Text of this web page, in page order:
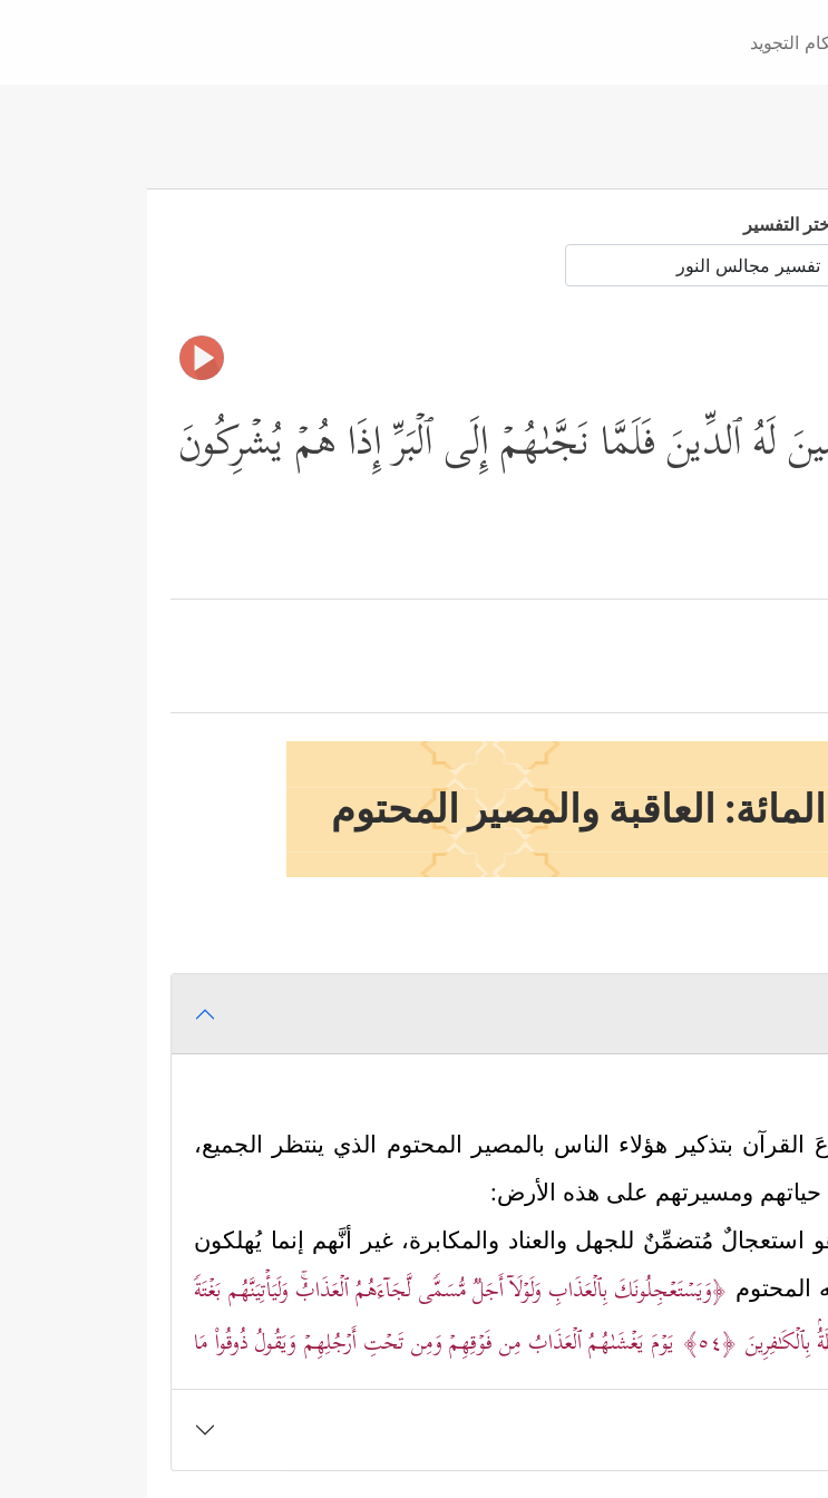
التجويد
التفسير
لَهُ ٱلدِّینَ فَلَمَّا نَجَّىٰهُمۡ إِلَى ٱلۡبَرِّ إِذَا هُمۡ یُشۡرِكُونَ
العاقبة والمصير المحتوم
بتذكير هؤلاء الناس بالمصير المحتوم الذي ينتظر الجميع،
حياتهم ومسيرتهم على هذه الأرض:
استعجالٌ مُتضمِّنٌ للجهل والعناد والمكابرة، غير أنَّهم إنما يُهلكون
المحتوم ﴿وَیَسۡتَعۡجِلُونَكَ بِٱلۡعَذَابِ وَلَوۡلَاۤ أَجَلࣱ مُّسَمࣰّى لَّجَاۤءَهُمُ ٱلۡعَذَابُۚ وَلَیَأۡتِیَنَّهُم بَغۡتَةࣰ
﴿٥٤﴾
یَوۡمَ یَغۡشَىٰهُمُ ٱلۡعَذَابُ مِن فَوۡقِهِمۡ وَمِن تَحۡتِ أَرۡجُلِهِمۡ وَیَقُولُ ذُوقُواْ مَا
وأن لا يتشبَّثوا بحدود الطين والتراب إذا كان ذلك على حساب